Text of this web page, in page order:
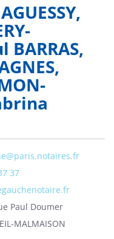
BARRAS,
37
Paul Doumer
MALMAISON